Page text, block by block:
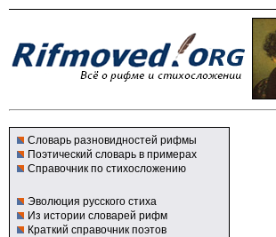
Словарь разновидностей рифмы
Поэтический словарь в примерах
Справочник по стихосложению
Эволюция русского стиха
Из истории словарей рифм
Краткий справочник поэтов